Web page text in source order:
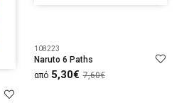
108223
Naruto 6 Paths
από 5,30€ 7,60€